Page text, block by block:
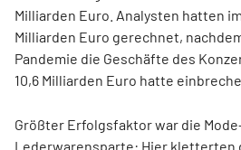
Milliarden Euro. Analysten hatten
Milliarden Euro gerechnet,
Pandemie die Geschäfte des
10,6 Milliarden Euro hatte
Größter Erfolgsfaktor war die
Lederwarensparte: Hier kletterten